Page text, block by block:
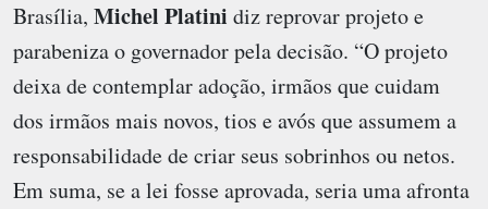
Brasília, Michel Platini diz reprovar projeto e
parabeniza o governador pela decisão. “O projeto
deixa de contemplar adoção, irmãos que cuidam
dos irmãos mais novos, tios e avós que assumem a
responsabilidade de criar seus sobrinhos ou netos.
Em suma, se a lei fosse aprovada, seria uma afronta